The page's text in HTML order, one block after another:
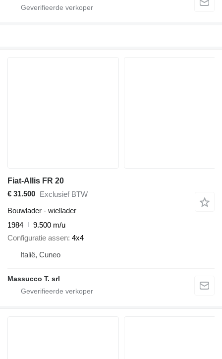
Fiat-Allis FR 20
€ 31.500 Exclusief BTW
Bouwlader - wiellader
1984
9.500 m/u
Configuratie assen 4x4
Italië, Cuneo
Massucco T. srl